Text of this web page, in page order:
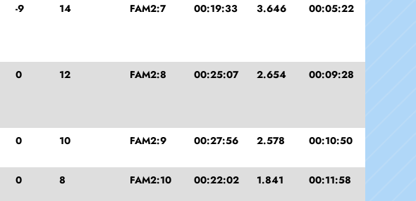
-9 14 FAM2:7 00:19:33 3.646 00:05:22
0 12 FAM2:8 00:25:07 2.654 00:09:28
0 10 FAM2:9 00:27:56 2.578 00:10:50
0 8 FAM2:10 00:22:02 1.841 00:11:58